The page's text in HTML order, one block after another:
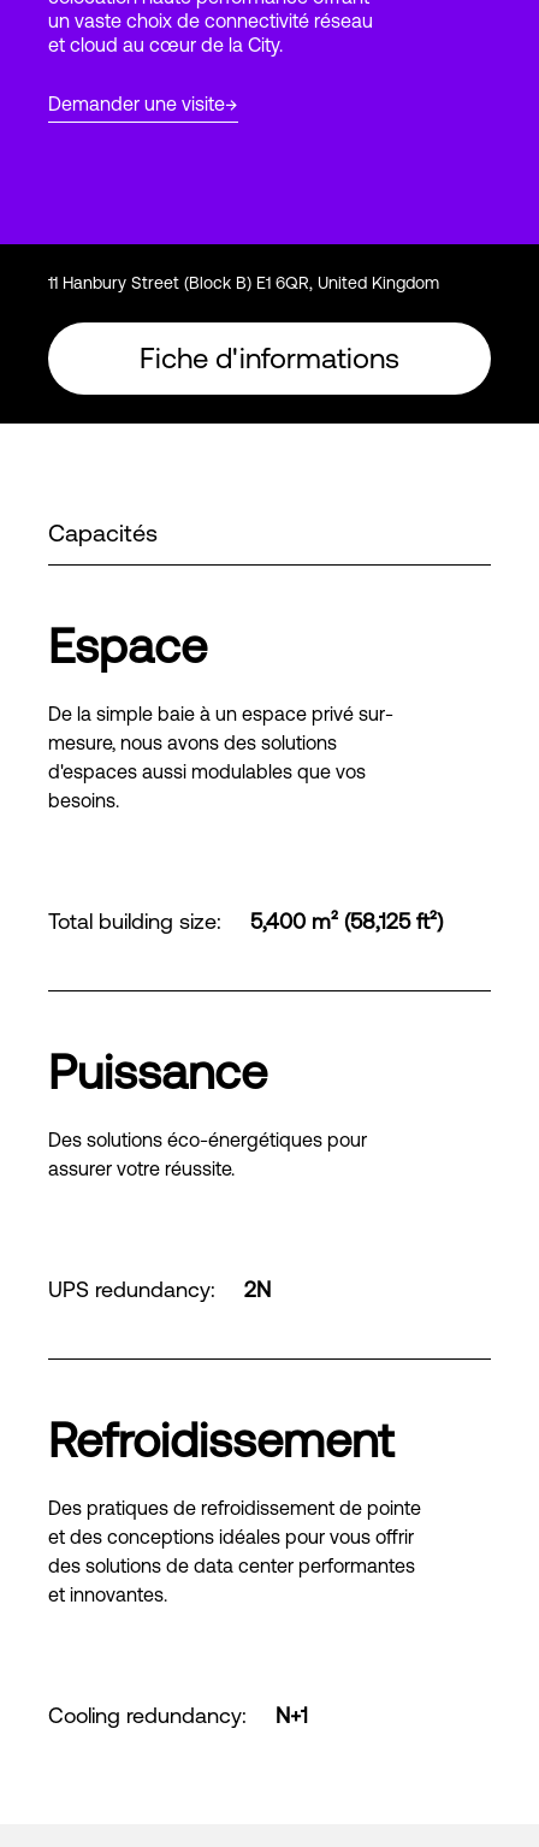
un vaste choix de connectivité réseau
et cloud au cœur de la City.
Demander une visite
11 Hanbury Street (Block B) E1 6QR, United Kingdom
Fiche d'informations
Capacités
Espace
De la simple baie à un espace privé sur-
mesure, nous avons des solutions
d'espaces aussi modulables que vos
besoins.
Total building size: 5,400 m² (58,125 ft²)
Puissance
Des solutions éco-énergétiques pour
assurer votre réussite.
UPS redundancy: 2N
Refroidissement
Des pratiques de refroidissement de pointe
et des conceptions idéales pour vous offrir
des solutions de data center performantes
et innovantes.
Cooling redundancy: N+1